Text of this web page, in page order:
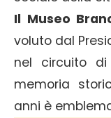
Il Museo
voluto dal
nel circuito di
memoria
anni è